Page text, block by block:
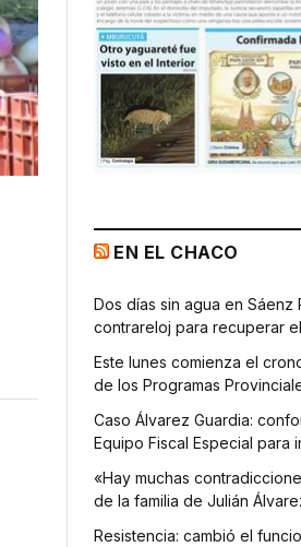
EN EL CHACO
Dos días sin agua en Sáenz
contrareloj para recuperar
Este lunes comienza el
de los Programas
Caso Álvarez Guardia:
Equipo Fiscal Especial para
«Hay muchas
de la familia de Julián
Resistencia: cambió el